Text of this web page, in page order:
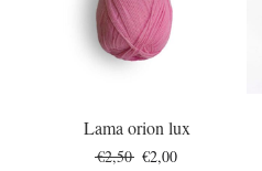
Lama orion lux
€2,50 Original
€2,00